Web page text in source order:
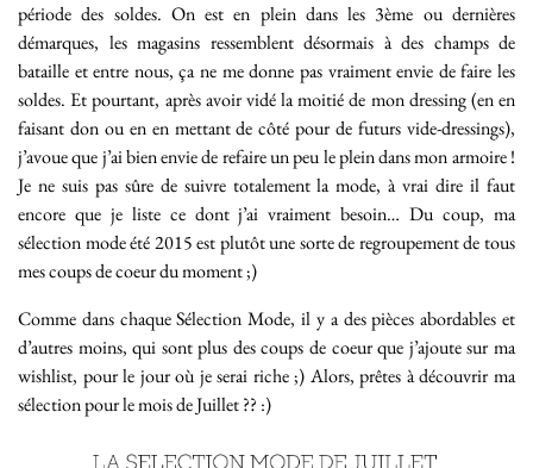
période des soldes. On est en plein dans les 3ème ou dernières
démarques, les magasins ressemblent désormais à des champs de
bataille et entre nous, ça ne me donne pas vraiment envie de faire les
soldes. Et pourtant, après avoir vidé la moitié de mon dressing (en en
faisant don ou en en mettant de côté pour de futurs vide-dressings),
j’avoue que j’ai bien envie de refaire un peu le plein dans mon armoire !
Je ne suis pas sûre de suivre totalement la mode, à vrai dire il faut
encore que je liste ce dont j’ai vraiment besoin… Du coup, ma
sélection mode été 2015 est plutôt une sorte de regroupement de tous
mes coups de coeur du moment ;)
Comme dans chaque Sélection Mode, il y a des pièces abordables et
d’autres moins, qui sont plus des coups de coeur que j’ajoute sur ma
wishlist, pour le jour où je serai riche ;) Alors, prêtes à découvrir ma
sélection pour le mois de Juillet ?? :)